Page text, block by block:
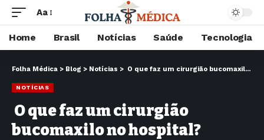
Aa
Home Brasil Notícias Saúde Tecnologia
Folha Médica > Blog > Notícias > O que faz um cirurgião bucomaxilo no hospital? Confira tudo sobre a importante atuação desses profissionais no ambiente hospitalar
NOTÍCIAS
O que faz um cirurgião
bucomaxilo no hospital?